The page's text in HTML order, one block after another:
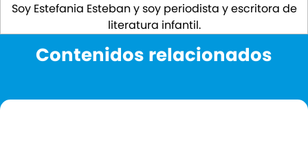
Soy Estefania Esteban y soy periodista y escritora de
literatura infantil.
Contenidos relacionados